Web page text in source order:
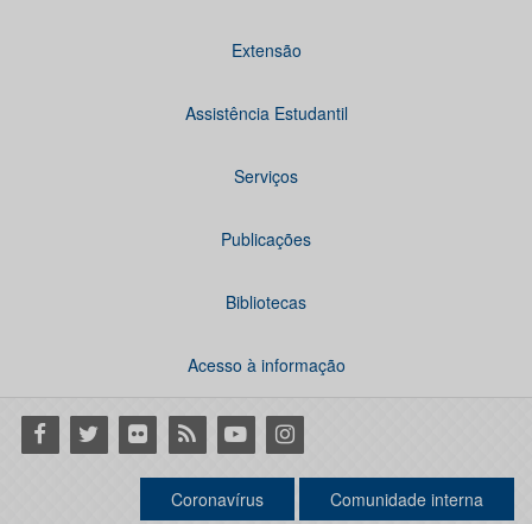
Extensão
Assistência Estudantil
Serviços
Publicações
Bibliotecas
Acesso à informação
Facebook
Twitter Flickr RSS YoutubeInstagram
Coronavírus Comunidade interna